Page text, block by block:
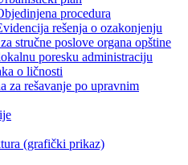
procedura
rešenja o ozakonjenju
stručne poslove organa opštine
poresku administraciju
o ličnosti
za rešavanje po upravnim
(grafički prikaz)